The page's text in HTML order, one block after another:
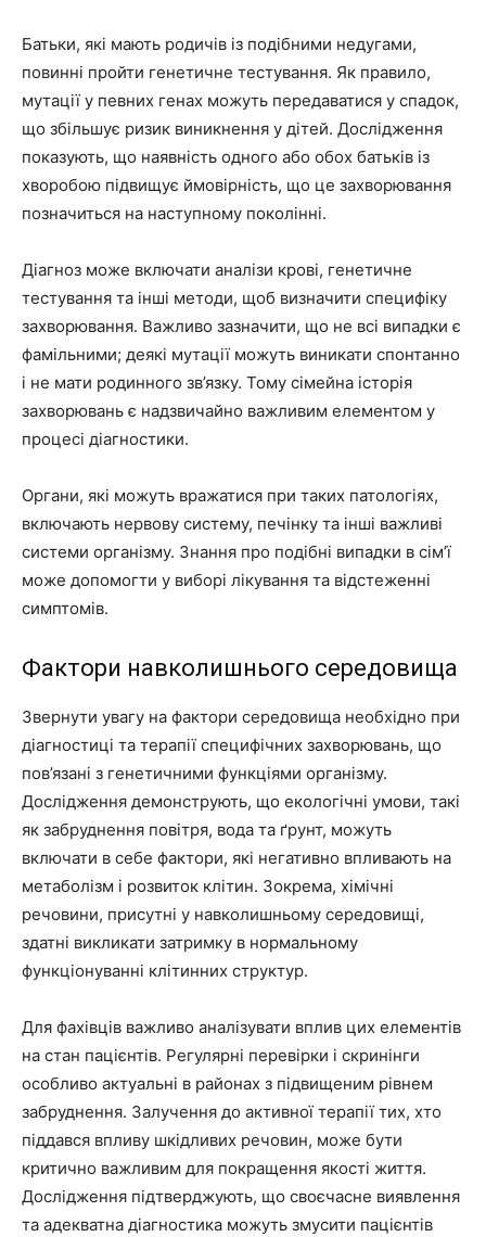
Батьки, які мають родичів із подібними недугами,
повинні пройти генетичне тестування. Як правило,
мутації у певних генах можуть передаватися у спадок,
що збільшує ризик виникнення у дітей. Дослідження
показують, що наявність одного або обох батьків із
хворобою підвищує ймовірність, що це захворювання
позначиться на наступному поколінні.
Діагноз може включати аналізи крові, генетичне
тестування та інші методи, щоб визначити специфіку
захворювання. Важливо зазначити, що не всі випадки є
фамільними; деякі мутації можуть виникати спонтанно
і не мати родинного зв’язку. Тому сімейна історія
захворювань є надзвичайно важливим елементом у
процесі діагностики.
Органи, які можуть вражатися при таких патологіях,
включають нервову систему, печінку та інші важливі
системи організму. Знання про подібні випадки в сім’ї
може допомогти у виборі лікування та відстеженні
симптомів.
Фактори навколишнього середовища
Звернути увагу на фактори середовища необхідно при
діагностиці та терапії специфічних захворювань, що
пов’язані з генетичними функціями організму.
Дослідження демонструють, що екологічні умови, такі
як забруднення повітря, вода та ґрунт, можуть
включати в себе фактори, які негативно впливають на
метаболізм і розвиток клітин. Зокрема, хімічні
речовини, присутні у навколишньому середовищі,
здатні викликати затримку в нормальному
функціонуванні клітинних структур.
Для фахівців важливо аналізувати вплив цих елементів
на стан пацієнтів. Регулярні перевірки і скринінги
особливо актуальні в районах з підвищеним рівнем
забруднення. Залучення до активної терапії тих, хто
піддався впливу шкідливих речовин, може бути
критично важливим для покращення якості життя.
Дослідження підтверджують, що своєчасне виявлення
та адекватна діагностика можуть змусити пацієнтів